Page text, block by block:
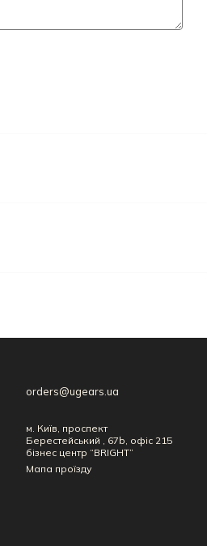
orders@ugears.ua
м. Київ, проспект
Берестейський , 67b, офіс 215
бізнес центр “BRIGHT”
Мапа проїзду